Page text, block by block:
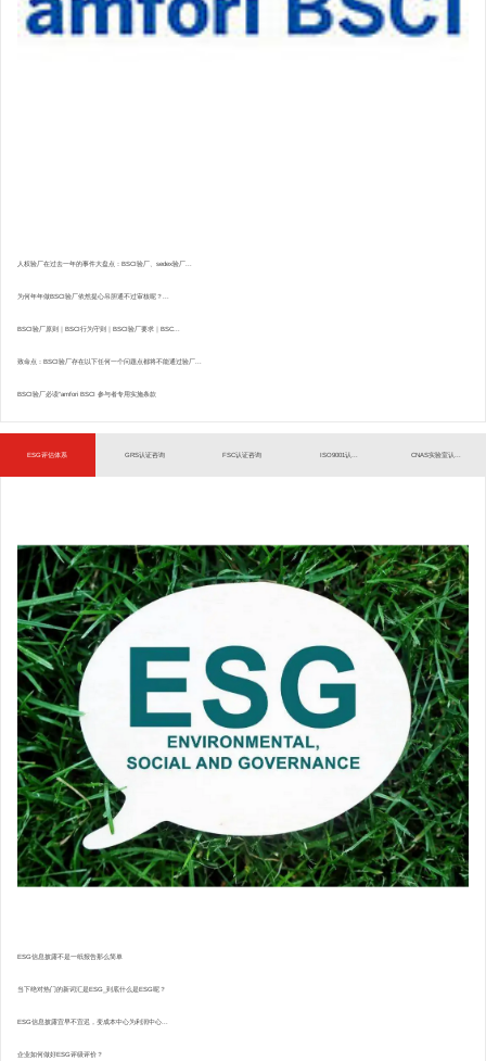
人权验厂在过去一年的事件大盘点：BSCI验厂、sedex验厂...
为何年年做BSCI验厂依然提心吊胆通不过审核呢？...
BSCI验厂原则｜BSCI行为守则｜BSCI验厂要求｜BSC...
致命点：BSCI验厂存在以下任何一个问题点都将不能通过验厂...
BSCI验厂必读”amfori BSCI 参与者专用实施条款
ESG评估体系 GRS认证咨询 FSC认证咨询 ISO9001认... CNAS实验室认...
ESG信息披露不是一纸报告那么简单
当下绝对热门的新词汇是ESG_到底什么是ESG呢？
ESG信息披露宜早不宜迟，变成本中心为利润中心...
企业如何做好ESG评级评价？